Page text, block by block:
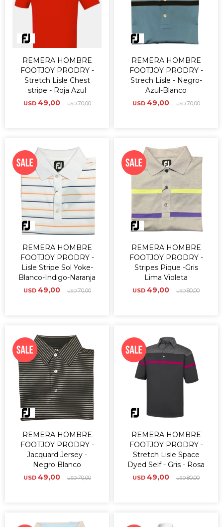
REMERA HOMBRE
FOOTJOY PRODRY -
Stretch Lisle Chest
stripe - Roja Azul
USD 49,00 USD70,00
REMERA HOMBRE
FOOTJOY PRODRY -
Strech Lisle - Negro-
Azul-Blanco
USD 49,00 USD70,00
REMERA HOMBRE
FOOTJOY PRODRY -
Lisle Stripe Sol Yoke-
Blanco-Indigo-Naranja
USD 49,00 USD70,00
REMERA HOMBRE
FOOTJOY PRODRY -
Stripes Pique -Gris
Lima Violeta
USD 49,00 USD80,00
REMERA HOMBRE
FOOTJOY PRODRY -
Jacquard Jersey -
Negro Blanco
USD 49,00 USD70,00
REMERA HOMBRE
FOOTJOY PRODRY -
Stretch Lisle Space
Dyed Self - Gris - Rosa
USD 49,00 USD80,00